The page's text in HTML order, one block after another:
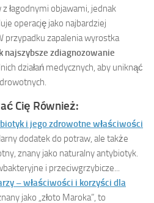
łagodnymi objawami, jednak
operację jako najbardziej
przypadku zapalenia wyrostka
najszybsze zdiagnozowanie
działań medycznych, aby uniknąć
Cię Również:
i jego zdrowotne właściwości
dodatek do potraw, ale także
znany jako naturalny antybiotyk.
i przeciwgrzybicze...
– właściwości i korzyści dla
jako „złoto Maroka”, to